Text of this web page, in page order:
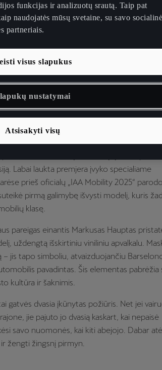
Mobility 2025“ miesto elektrinio mobilumo
užmaskuotą savo naujojo
Labai laukta premjera įvyko specialiame
prieš oficialų „IAA Mobility 2025“
pirmą galimybę išvysti modelį, kuris
klasę.
pareigas einantis Markusas Hauptas
uždengtą išskirtiniu viniliniu apvalkalu.
jis tapo simboliu, atvaizduojančiu
pavadintas. Šis elementas pabrėžia
kultūra ir šaknimis.
gatvės dvasia įkūnytas požiūris. Net jei
jie pajuto jo dvasią kaskart, kai nepaisė
savo nuomonės, kai kiti abejojo. Dabar
žengti žingsnį pirmyn.
funkcijas ir analizuotų srautą. Taip pat
naudojatės mūsų svetaine, su savo
partneriais.
Atsisakyti visų
visus slapukus
nustatymai